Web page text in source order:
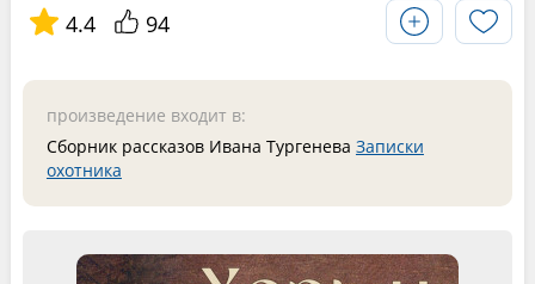
4.4 94
произведение входит в:
Сборник рассказов Ивана Тургенева Записки
охотника